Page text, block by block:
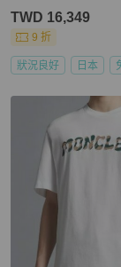
TWD 16,349
9 折
狀況良好 日本